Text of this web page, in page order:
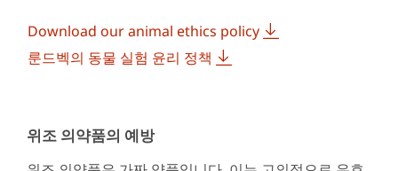
Download our animal ethics policy
룬드벡의 동물 실험 윤리 정책
위조 의약품의 예방